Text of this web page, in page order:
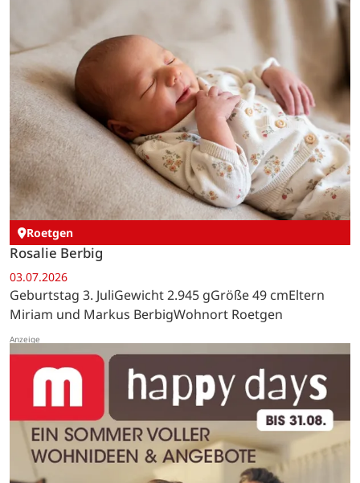
Roetgen
Rosalie Berbig
03.07.2026
Geburtstag 3. JuliGewicht 2.945 gGröße 49 cmEltern
Miriam und Markus BerbigWohnort Roetgen